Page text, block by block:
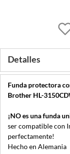
Detalles
Funda protectora
Brother HL-
¡NO es una funda
ser compatible con
perfectamente!
Hecho en Alemania